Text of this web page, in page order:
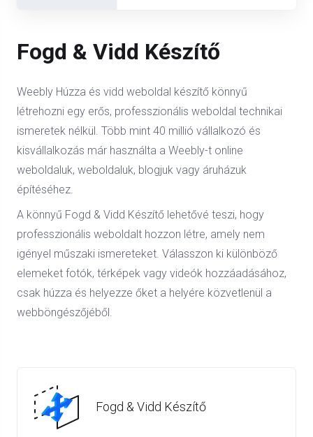
Fogd & Vidd Készítő
Weebly Húzza és vidd weboldal készítő könnyű
létrehozni egy erős, professzionális weboldal technikai
ismeretek nélkül. Több mint 40 millió vállalkozó és
kisvállalkozás már használta a Weebly-t online
weboldaluk, weboldaluk, blogjuk vagy áruházuk
építéséhez.
A könnyű Fogd & Vidd Készítő lehetővé teszi, hogy
professzionális weboldalt hozzon létre, amely nem
igényel műszaki ismereteket. Válasszon ki különböző
elemeket fotók, térképek vagy videók hozzáadásához,
csak húzza és helyezze őket a helyére közvetlenül a
webböngészőjéből.
Fogd & Vidd Készítő